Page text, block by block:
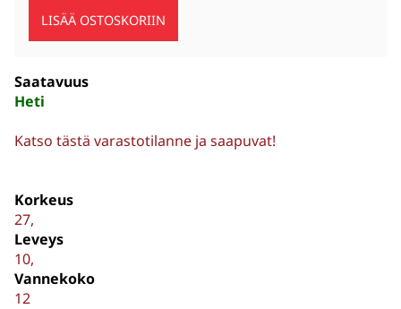
Saatavuus
Heti
Katso tästä varastotilanne ja saapuvat!
Korkeus
27
Leveys
10
Vannekoko
12